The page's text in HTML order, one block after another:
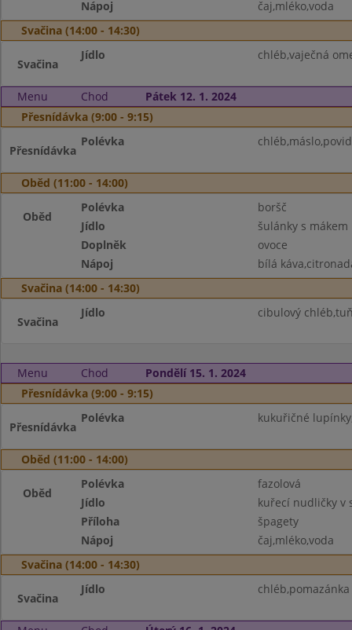
Nápoj
čaj,mléko,voda
Svačina (14:00 - 14:30)
Svačina
Jídlo chléb,vaječná
Menu Chod
Pátek 12. 1. 2024
Přesnídávka (9:00 - 9:15)
Přesnídávka
Polévka
Oběd (11:00 - 14:00)
Oběd
Polévka
boršč
Jídlo
šulánky s mákem
Doplněk
ovoce
Nápoj
bílá
Svačina (14:00 - 14:30)
Svačina
Jídlo cibulový
Menu Chod
Pondělí 15. 1. 2024
Přesnídávka (9:00 - 9:15)
Přesnídávka
Polévka kukuřičné
Oběd (11:00 - 14:00)
Oběd
Polévka
fazolová
Jídlo
kuřecí nudličky v
Příloha
špagety
Nápoj
čaj,mléko,voda
Svačina (14:00 - 14:30)
Svačina
Jídlo